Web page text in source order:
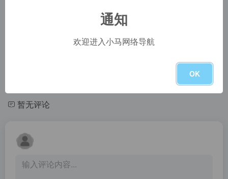
Free Stock Photos for Business or Personal use in high resolution. ✓ Free for commercial use ✓ No attribution required
Papers.co
Best wallpapers
暂无评论
通知
欢迎进入小马网络导航
OK